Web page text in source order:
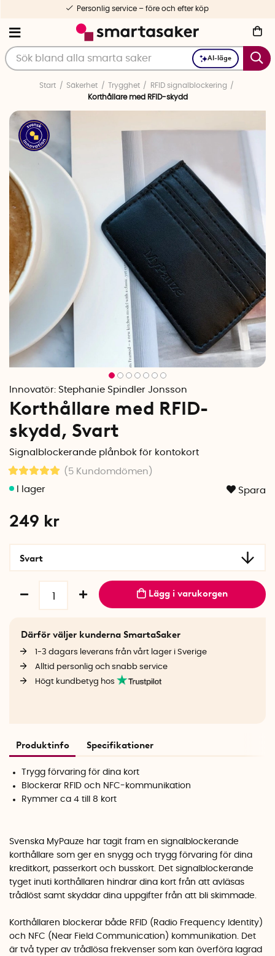
AI-läge
Personlig service – före och efter köp
Start Säkerhet Trygghet
RFID signalblockering
Korthållare med RFID-skydd
Innovatör: Stephanie Spindler Jonsson
Korthållare med RFID-
skydd, Svart
Signalblockerande plånbok för kontokort
(5 Kundomdömen )
Spara
249 kr
Svart
Lägg i varukorgen
Därför väljer kunderna SmartaSaker
1-3 dagars leverans från vårt lager i Sverige
Alltid personlig och snabb service
Högt kundbetyg hos
Produktinfo Specifikationer
Trygg förvaring för dina kort
Blockerar RFID och NFC-kommunikation
Rymmer ca 4 till 8 kort
Svenska MyPauze har tagit fram en signalblockerande
korthållare som ger en snygg och trygg förvaring för dina
kreditkort, passerkort och busskort. Det signalblockerande
tyget inuti korthållaren hindrar dina kort från att avläsas
trådlöst samt skyddar dina uppgifter från att bli skimmade.
Korthållaren blockerar både RFID (Radio Frequency Identity)
och NFC (Near Field Communication) kommunikation. Det
är två typer av trådlösa frekvenser som kan överföra lagrad